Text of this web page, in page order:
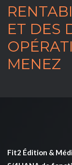
ET DES
MENEZ
Fit2 Édition &